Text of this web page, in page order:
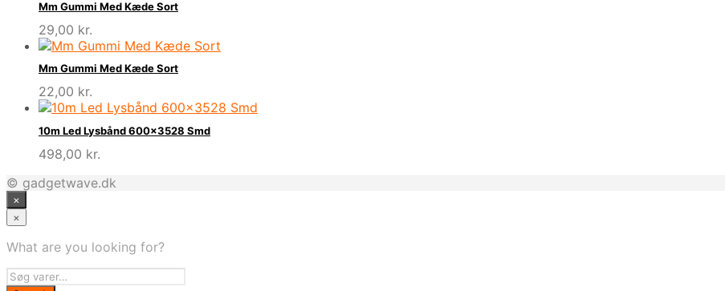
Mm Gummi Med Kæde Sort
29,00 kr.
Mm Gummi Med Kæde Sort
22,00 kr.
10m Led Lysbånd 600×3528 Smd
498,00 kr.
© gadgetwave.dk
×
×
What are you looking for?